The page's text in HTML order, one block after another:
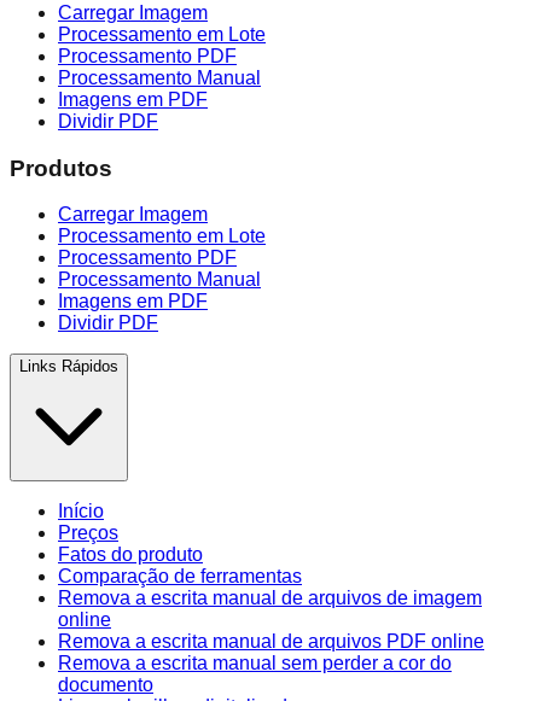
Carregar Imagem
Processamento em Lote
Processamento PDF
Processamento Manual
Imagens em PDF
Dividir PDF
Produtos
Carregar Imagem
Processamento em Lote
Processamento PDF
Processamento Manual
Imagens em PDF
Dividir PDF
Links Rápidos
Início
Preços
Fatos do produto
Comparação de ferramentas
Remova a escrita manual de arquivos de imagem
online
Remova a escrita manual de arquivos PDF online
Remova a escrita manual sem perder a cor do
documento